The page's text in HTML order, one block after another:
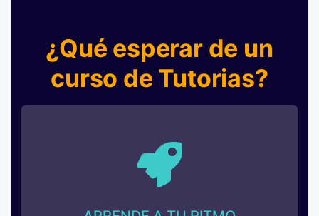
¿Qué esperar de un
curso de Tutorias?